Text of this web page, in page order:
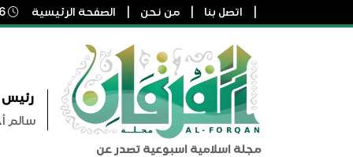
اتصل بنا من نحن الصفحة الرئيسية
مجلة اسلامية اسبوعية تصدر عن
رئيس
سالم